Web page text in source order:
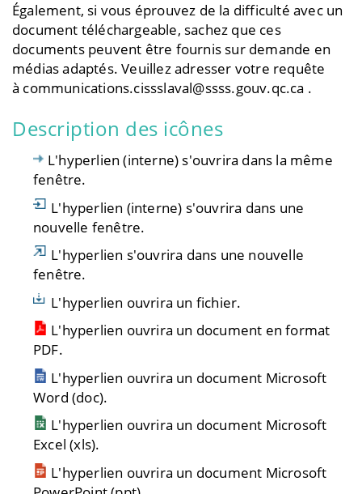
Également, si vous éprouvez de la difficulté avec un
document téléchargeable, sachez que ces
documents peuvent être fournis sur demande en
médias adaptés. Veuillez adresser votre requête
à communications.cissslaval@ssss.gouv.qc.ca .
Description des icônes
L'hyperlien (interne) s'ouvrira dans la même
fenêtre.
L'hyperlien (interne) s'ouvrira dans une
nouvelle fenêtre.
L'hyperlien s'ouvrira dans une nouvelle
fenêtre.
L'hyperlien ouvrira un fichier.
L'hyperlien ouvrira un document en format
PDF.
L'hyperlien ouvrira un document Microsoft
Word (doc).
L'hyperlien ouvrira un document Microsoft
Excel (xls).
L'hyperlien ouvrira un document Microsoft